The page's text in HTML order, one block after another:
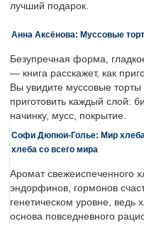
лучший подарок.
Анна Аксёнова: Муссовые
Безупречная форма,
— книга расскажет, как
Вы увидите муссовые торты
приготовить каждый слой:
начинку, мусс, покрытие.
Софи Дюпюи-Голье: Мир
хлеба со всего мира
Аромат свежеиспеченного
эндорфинов, гормонов
генетическом уровне, ведь
основа повседневного